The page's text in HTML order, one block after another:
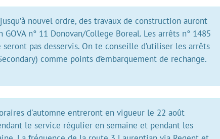
nouvel ordre, des travaux de construction auront
n° 11 Donovan/College Boreal. Les arrêts n° 1485
pas desservis. On te conseille d’utiliser les arrêts
comme points d’embarquement de rechange.
d'automne entreront en vigueur le 22 août
le service régulier en semaine et pendant les